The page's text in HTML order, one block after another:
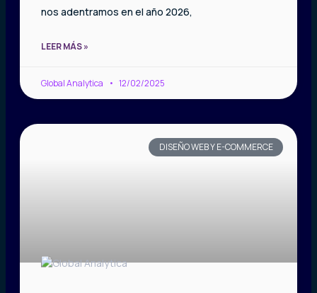
nos adentramos en el año 2026,
LEER MÁS »
Global Analytica 12/02/2025
DISEÑO WEB Y E-COMMERCE